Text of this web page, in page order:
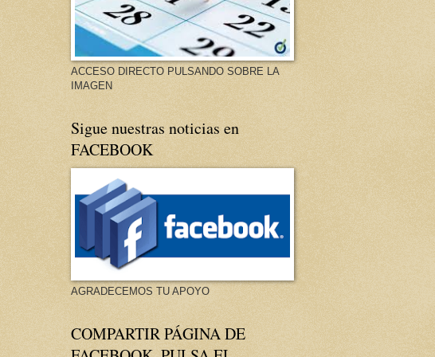
ACCESO DIRECTO PULSANDO SOBRE LA
IMAGEN
Sigue nuestras noticias en
FACEBOOK
AGRADECEMOS TU APOYO
COMPARTIR PÁGINA DE